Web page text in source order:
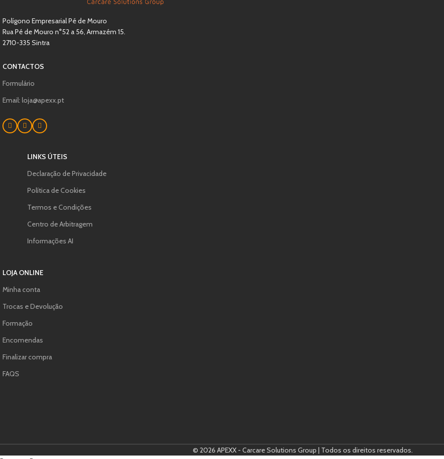
Polígono Empresarial Pé de Mouro
Rua Pé de Mouro n°52 a 56, Armazém 15.
2710-335 Sintra
CONTACTOS
Formulário
Email: loja@apexx.pt
LINKS ÚTEIS
Declaração de Privacidade
Política de Cookies
Termos e Condições
Centro de Arbitragem
Informações AI
LOJA ONLINE
Minha conta
Trocas e Devolução
Formação
Encomendas
Finalizar compra
FAQS
© 2026 APEXX - Carcare Solutions Group | Todos os direitos reservados.